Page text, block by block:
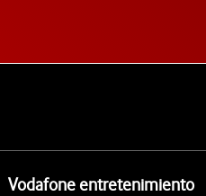
Vodafone entretenimiento